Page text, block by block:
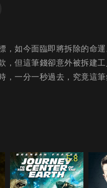
，如今面臨即將拆除的命
，但這筆錢卻意外被拆建
一分一秒過去，究竟這筆
5.8